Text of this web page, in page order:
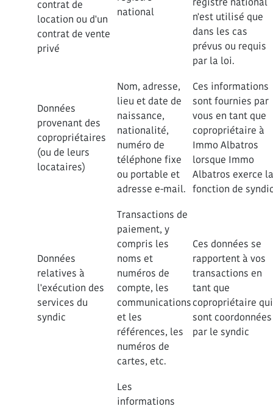
contrat de
location ou d'un
contrat de vente
privé
national
n'est utilisé que
dans les cas
prévus ou requis
par la loi.
Données
provenant des
copropriétaires
(ou de leurs
locataires)
Nom, adresse,
lieu et date de
naissance,
nationalité,
numéro de
téléphone fixe
ou portable et
adresse e-mail.
Ces informations
sont fournies par
vous en tant que
copropriétaire à
Immo Albatros
lorsque Immo
Albatros exerce la
fonction de
Données
relatives à
l'exécution des
services du
syndic
Transactions de
paiement, y
compris les
noms et
numéros de
compte, les
communications
et les
références, les
numéros de
cartes, etc.
Ces données se
rapportent à vos
transactions en
tant que
copropriétaire qui
sont coordonnées
par le syndic
Les
informations